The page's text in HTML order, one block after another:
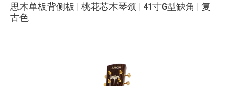
思木单板背侧板 | 桃花芯木琴颈 | 41寸G型缺角 | 复
古色